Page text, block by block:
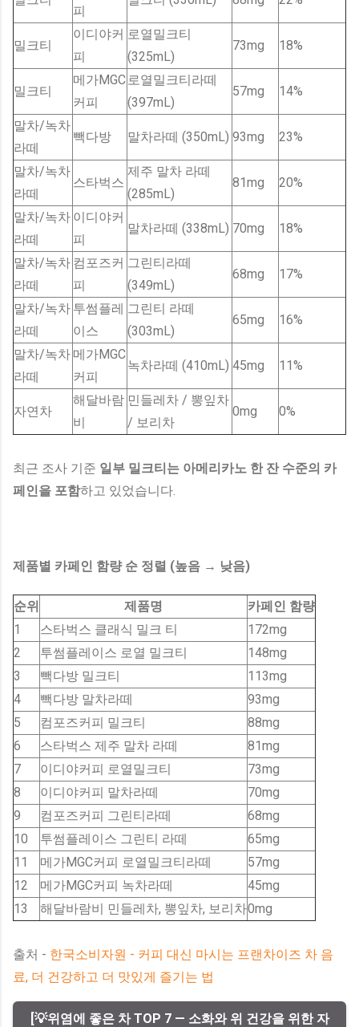
피
밀크티
이디야커
피
로열밀크티
(325mL)
73mg 18%
밀크티
메가MGC
커피
로열밀크티라떼
(397mL)
57mg 14%
말차/녹차
라떼
빽다방 말차라떼 (350mL) 93mg 23%
말차/녹차
라떼
스타벅스
제주 말차 라떼
(285mL)
81mg 20%
말차/녹차
라떼
이디야커
피
말차라떼 (338mL) 70mg 18%
말차/녹차
라떼
컴포즈커
피
그린티라떼
(349mL)
68mg 17%
말차/녹차
라떼
투썸플레
이스
그린티 라떼
(303mL)
65mg 16%
말차/녹차
라떼
메가MGC
커피
녹차라떼 (410mL) 45mg 11%
자연차
해달바람
비
민들레차 / 뽕잎차
/ 보리차
0mg 0%
최근 조사 기준 일부 밀크티는 아메리카노 한 잔 수준의 카
페인을 포함하고 있었습니다.
제품별 카페인 함량 순 정렬 (높음 → 낮음)
순위 제품명
카페인 함량
1
스타벅스 클래식 밀크 티
172mg
2
투썸플레이스 로열 밀크티
148mg
3
빽다방 밀크티
113mg
4
빽다방 말차라떼
93mg
5
컴포즈커피 밀크티
88mg
6
스타벅스 제주 말차 라떼
81mg
7
이디야커피 로열밀크티
73mg
8
이디야커피 말차라떼
70mg
9
컴포즈커피 그린티라떼
68mg
10
투썸플레이스 그린티 라떼
65mg
11
메가MGC커피 로열밀크티라떼
57mg
12
메가MGC커피 녹차라떼
45mg
13
해달바람비 민들레차, 뽕잎차, 보리차0mg
출처 - 한국소비자원 - 커피 대신 마시는 프랜차이즈 차 음
료, 더 건강하고 더 맛있게 즐기는 법
[💡위염에 좋은 차 TOP 7 — 소화와 위 건강을 위한 자